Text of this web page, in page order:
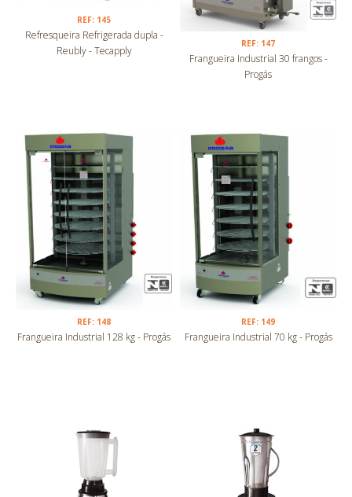
REF: 145
Refresqueira Refrigerada dupla -
Reubly - Tecapply
REF: 147
Frangueira Industrial 30 frangos -
Progás
REF: 148
Frangueira Industrial 128 kg - Progás
REF: 149
Frangueira Industrial 70 kg - Progás